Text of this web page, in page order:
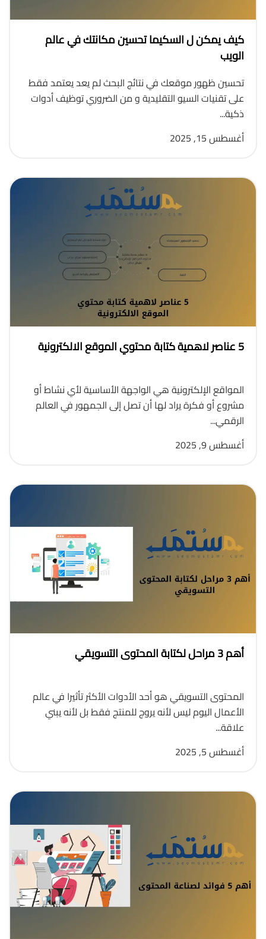
كيف يمكن ل السكيما تحسين مكانتك في عالم
الويب
تحسين ظهور موقعك في نتائج البحث لم يعد يعتمد فقط
على تقنيات السيو التقليدية و من الضروري توظيف أدوات
ذكية...
أغسطس 15, 2025
5 عناصر لاهمية كتابة محتوي الموقع الالكترونية
المواقع الإلكترونية هي الواجهة الأساسية لأي نشاط أو
مشروع أو فكرة يراد لها أن تصل إلى الجمهور في العالم
الرقمي...
أغسطس 9, 2025
أهم 3 مراحل لكتابة المحتوى التسويقي
المحتوى التسويقي هو أحد الأدوات الأكثر تأثيرا في عالم
الأعمال اليوم ليس لأنه يروج للمنتج فقط بل لأنه يبني
علاقة...
أغسطس 5, 2025